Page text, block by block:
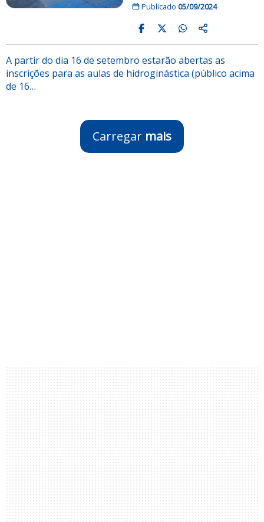
Publicado 05/09/2024
A partir do dia 16 de setembro estarão abertas as
inscrições para as aulas de hidroginástica (público acima
de 16…
Carregar mais